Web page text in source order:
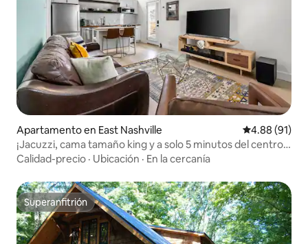
Apartamento en East Nashville Calificación
4.88 (91)
¡Jacuzzi, cama tamaño king y a solo 5 minutos del centro
de la ciudad!
Calidad-precio · Ubicación · En la cercanía
Superanfitrión
Superanfitrión